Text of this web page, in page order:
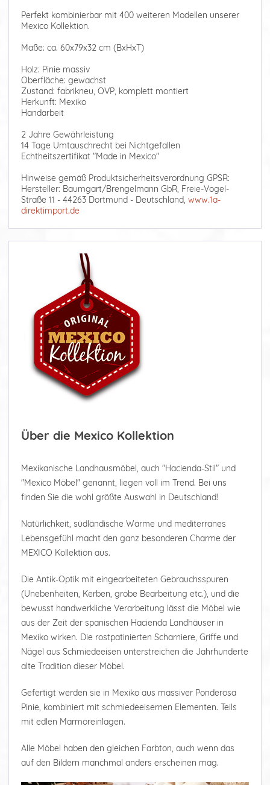
Perfekt kombinierbar mit 400 weiteren Modellen unserer
Mexico Kollektion.
Maße: ca. 60x79x32 cm (BxHxT)
Holz: Pinie massiv
Oberfläche: gewachst
Zustand: fabrikneu, OVP, komplett montiert
Herkunft: Mexiko
Handarbeit
2 Jahre Gewährleistung
14 Tage Umtauschrecht bei Nichtgefallen
Echtheitszertifikat "Made in Mexico"
Hinweise gemäß Produktsicherheitsverordnung GPSR:
Hersteller: Baumgart/Brengelmann GbR, Freie-Vogel-
Straße 11 - 44263 Dortmund - Deutschland, www.1a-
direktimport.de
Über die Mexico Kollektion
Mexikanische Landhausmöbel, auch "Hacienda-Stil" und
"Mexico Möbel" genannt, liegen voll im Trend. Bei uns
finden Sie die wohl größte Auswahl in Deutschland!
Natürlichkeit, südländische Wärme und mediterranes
Lebensgefühl macht den ganz besonderen Charme der
MEXICO Kollektion aus.
Die Antik-Optik mit eingearbeiteten Gebrauchsspuren
(Unebenheiten, Kerben, grobe Bearbeitung etc.), und die
bewusst handwerkliche Verarbeitung lässt die Möbel wie
aus der Zeit der spanischen Hacienda Landhäuser in
Mexiko wirken. Die rostpatinierten Scharniere, Griffe und
Nägel aus Schmiedeeisen unterstreichen die Jahrhunderte
alte Tradition dieser Möbel.
Gefertigt werden sie in Mexiko aus massiver Ponderosa
Pinie, kombiniert mit schmiedeeisernen Elementen. Teils
mit edlen Marmoreinlagen.
Alle Möbel haben den gleichen Farbton, auch wenn das
auf den Bildern manchmal anders erscheinen mag.